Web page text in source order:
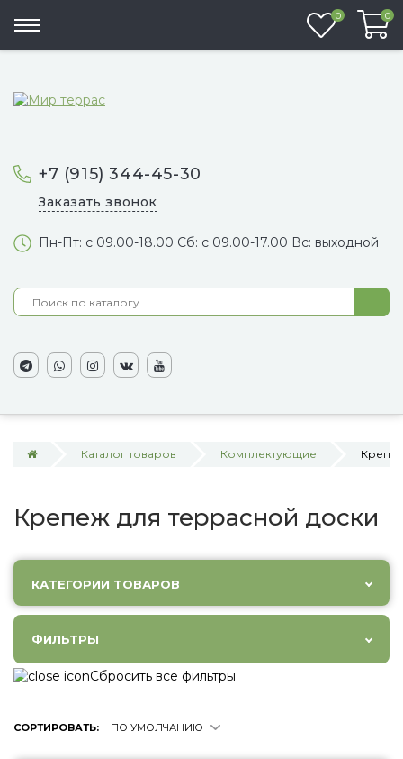
+7 (915) 344-45-30
Заказать звонок
Пн-Пт: с 09.00-18.00 Сб: с 09.00-17.00 Вс: выходной
0 0
Каталог товаров Комплектующие
Крепеж для террасной доски
КАТЕГОРИИ ТОВАРОВ
ФИЛЬТРЫ
Сбросить все фильтры
СОРТИРОВАТЬ: ПО УМОЛЧАНИЮ